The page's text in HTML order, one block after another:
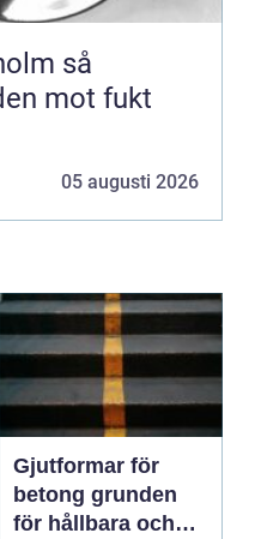
så
mot fukt
05 augusti 2026
Gjutformar för
betong grunden
för hållbara och